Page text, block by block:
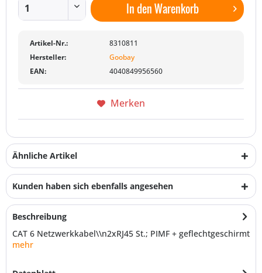
In denWarenkorb
Artikel-Nr.:
8310811
Hersteller:
Goobay
EAN:
4040849956560
Merken
Ähnliche Artikel
Kunden haben sich ebenfalls angesehen
Beschreibung
CAT 6 Netzwerkkabel\\n2xRJ45 St.; PIMF + geflechtgeschirmt
mehr